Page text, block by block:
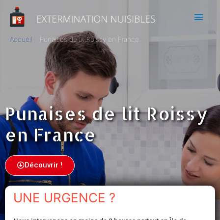
Accueil Punaises de lit Roissy en France
Punaises de lit Roissy
en France
Découvrir !
UNE URGENCE ?